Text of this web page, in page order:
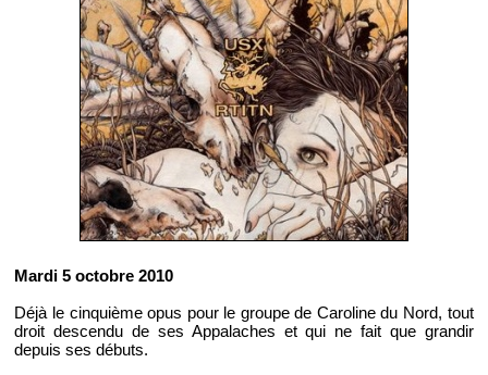
Mardi 5 octobre 2010
Déjà le cinquième opus pour le groupe de Caroline du Nord, tout
droit descendu de ses Appalaches et qui ne fait que grandir
depuis ses débuts.